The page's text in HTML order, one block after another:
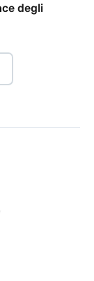
degli